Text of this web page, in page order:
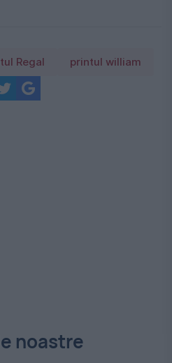
Regal printul william
noastre